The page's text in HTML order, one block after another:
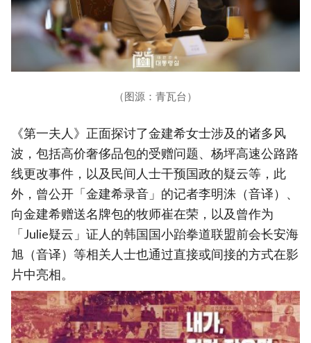
（图源：青瓦台）
《第一夫人》正面探讨了金建希女士涉及的诸多风
波，包括高价奢侈品包的受赠问题、杨坪高速公路路
线更改事件，以及民间人士干预国政的疑云等，此
外，曾公开「金建希录音」的记者李明洙（音译）、
向金建希赠送名牌包的牧师崔在荣，以及曾作为
「Julie疑云」证人的韩国国小跆拳道联盟前会长安海
旭（音译）等相关人士也通过直接或间接的方式在影
片中亮相。